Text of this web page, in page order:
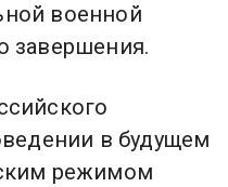
военной
завершения.
в будущем
режимом